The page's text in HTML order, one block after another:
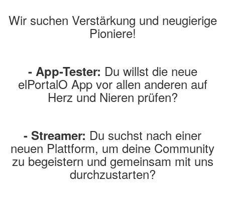
Wir suchen Verstärkung und neugierige
Pioniere!
- App-Tester: Du willst die neue
elPortalO App vor allen anderen auf
Herz und Nieren prüfen?
- Streamer: Du suchst nach einer
neuen Plattform, um deine Community
zu begeistern und gemeinsam mit uns
durchzustarten?